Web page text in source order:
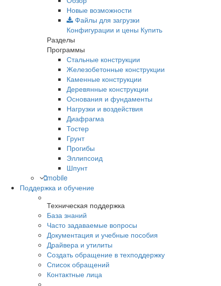
Новые возможности
Файлы для загрузки
Конфигурации и цены Купить
Разделы
Программы
Стальные конструкции
Железобетонные конструкции
Каменные конструкции
Деревянные конструкции
Основания и фундаменты
Нагрузки и воздействия
Диафрагма
Тостер
Грунт
Прогибы
Эллипсоид
Шпунт
mobile
Поддержка и обучение
Техническая поддержка
База знаний
Часто задаваемые вопросы
Документация и учебные пособия
Драйвера и утилиты
Создать обращение в техподдержку
Список обращений
Контактные лица